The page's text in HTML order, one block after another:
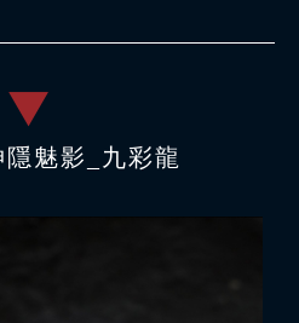
隱魅影_九彩龍